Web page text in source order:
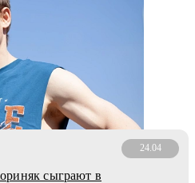
24.04
сыграют в